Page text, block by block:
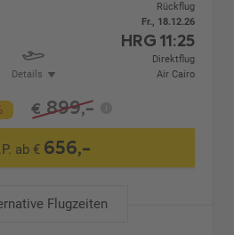
Details
Rückflug
Fr., 18.12.26
HRG 11:25
Direktflug
Air Cairo
€ 899,-
ab € 656,-
Flugzeiten